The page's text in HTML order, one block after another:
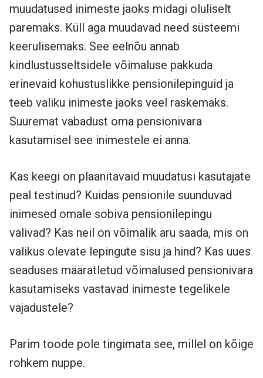
muudatused inimeste jaoks midagi oluliselt
paremaks. Küll aga muudavad need süsteemi
keerulisemaks. See eelnõu annab
kindlustusseltsidele võimaluse pakkuda
erinevaid kohustuslikke pensionilepinguid ja
teeb valiku inimeste jaoks veel raskemaks.
Suuremat vabadust oma pensionivara
kasutamisel see inimestele ei anna.
Kas keegi on plaanitavaid muudatusi kasutajate
peal testinud? Kuidas pensionile suunduvad
inimesed omale sobiva pensionilepingu
valivad? Kas neil on võimalik aru saada, mis on
valikus olevate lepingute sisu ja hind? Kas uues
seaduses määratletud võimalused pensionivara
kasutamiseks vastavad inimeste tegelikele
vajadustele?
Parim toode pole tingimata see, millel on kõige
rohkem nuppe.